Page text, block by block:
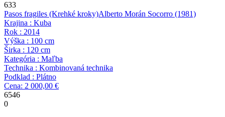
633
Pasos fragiles (Krehké kroky)Alberto Morán Socorro (1981)
Krajina : Kuba
Rok : 2014
Výška : 100 cm
Širka : 120 cm
Kategória : Maľba
Technika : Kombinovaná technika
Podklad : Plátno
Cena: 2 000,00 €
6546
0